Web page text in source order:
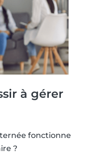
à gérer
fonctionne
?